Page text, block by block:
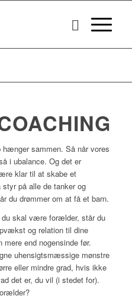
sammen. Så når vores
i ubalance. Og det er
klar til at skabe et
på alle de tanker og
du drømmer om at få et barn.
skal være forælder, står du
og relation til dine
end nogensinde før.
uhensigtsmæssige mønstre
eller mindre grad, hvis ikke
det er, du vil (i stedet for).